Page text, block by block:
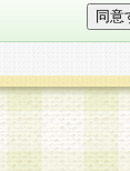
いを外部に委託
委託を行い、適切
より、当社が本件
訂正・追加また
開示等」といい
口は以下になりま